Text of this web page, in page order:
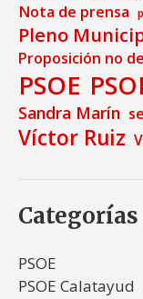
Nota de prensa
Pleno
Proposición no
PSOE
Sandra Marín
Víctor Ruiz
Categorías
PSOE
PSOE Calatayud